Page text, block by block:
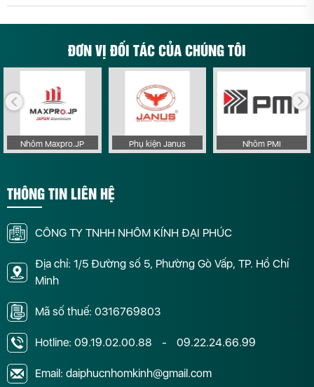
ĐƠN VỊ ĐỐI TÁC CỦA CHÚNG TÔI
Nhôm Maxpro.JP Phụ kiện Janus Nhôm PMI
THÔNG TIN LIÊN HỆ
CÔNG TY TNHH NHÔM KÍNH ĐẠI PHÚC
Địa chỉ: 1/5 Đường số 5, Phường Gò Vấp, TP. Hồ Chí
Minh
Mã số thuế: 0316769803
Hotline: 09.19.02.00.88 - 09.22.24.66.99
Email: daiphucnhomkinh@gmail.com